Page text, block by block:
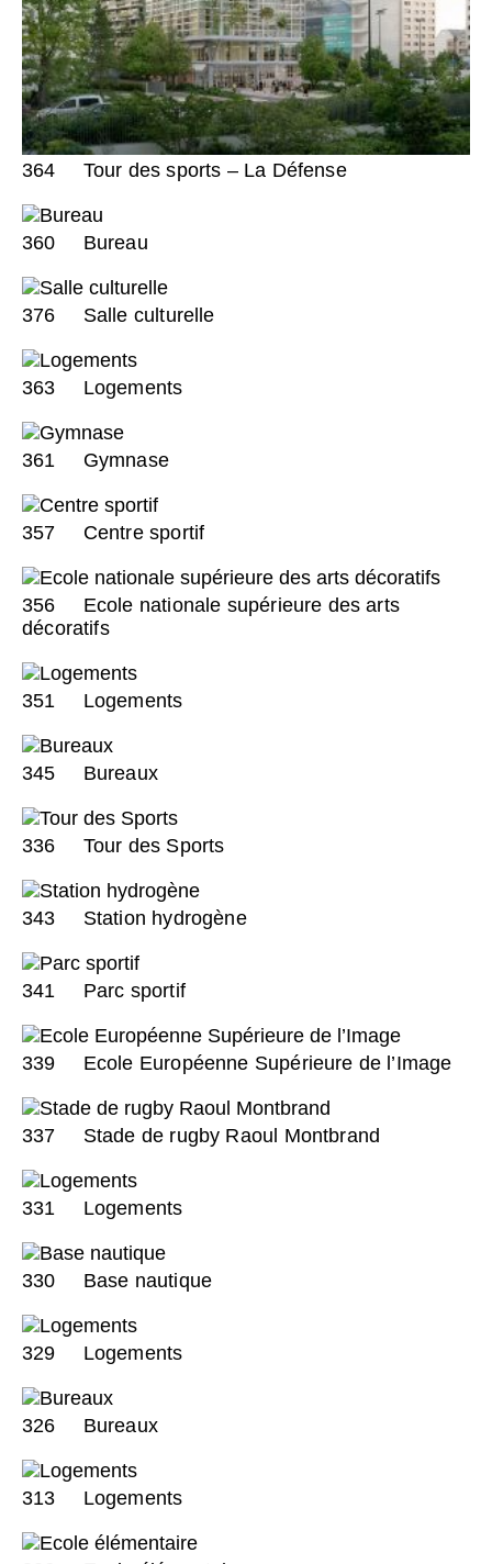
364 Tour des sports – La Défense
360 Bureau
376 Salle culturelle
363 Logements
361 Gymnase
357 Centre sportif
356
Ecole nationale supérieure des arts
décoratifs
351 Logements
345 Bureaux
336 Tour des Sports
343 Station hydrogène
341 Parc sportif
339 Ecole Européenne Supérieure de l’Image
337 Stade de rugby Raoul Montbrand
331 Logements
330 Base nautique
329 Logements
326 Bureaux
313 Logements